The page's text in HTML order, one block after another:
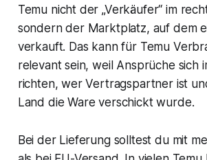
Temu nicht der „Verkäufer“ im
sondern der Marktplatz, auf dem
verkauft. Das kann für Temu
relevant sein, weil Ansprüche sich
richten, wer Vertragspartner ist
Land die Ware verschickt wurde.
Bei der Lieferung solltest du mit